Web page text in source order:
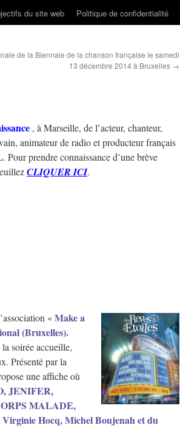
du site web Politique de confidentialité
de la Biennale de la chanson française le samedi
13 décembre 2014 à Bruxelles →
, à Marseille, de l’acteur, chanteur,
animateur de radio et producteur français
. Pour prendre connaissance d’une brève
CLIQUER ICI.
«Make a
(Bruxelles).
soirée accueille,
Présenté par la
une affiche où
JENIFER,
MALADE,
Hocq, Michel Boujenah et du